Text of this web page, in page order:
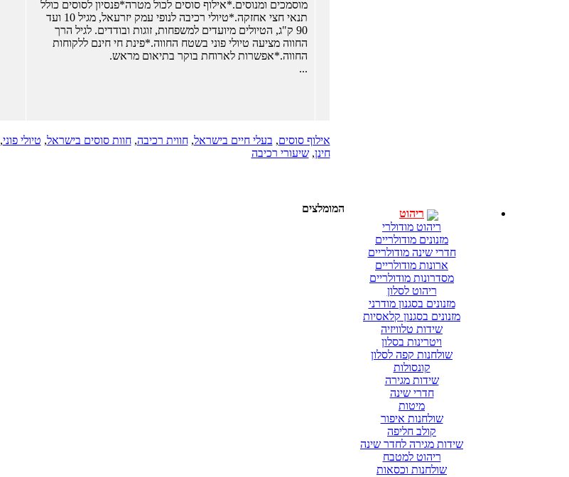
ריהוט
ריהוט מודולרי
מזנונים מודולריים
חדרי שינה מודולריים
ארונות מודולריים
מסדרונות מודולריים
ריהוט לסלון
מזנונים בסגנון מודרני
מזנונים בסגנון קלאסיות
שידות טלוויזיה
ויטרינות בסלון
שולחנות קפה לסלון
קונסולות
שידות מגירה
חדרי שינה
מיטות
שולחנות איפור
קולב חליפה
שידות מגירה לחדר שינה
ריהוט למטבח
שולחנות וכסאות
מוסמכים ומנוסים.*אילוף סוסים לכול מטרה*פנסיון לסוסים כולל
תנאי חצי אחזקה.*טיולי רכיבה לנופי עמק יזרעאל, מגיל 10 ועד
90 ק"ג, הטיולים מיועדים למשפחות, זוגות ובודדים. לגיל הרך
החווה מציעה טיולי פוני בשטח החווה.*פינת חי חינם ללקוחות
החווה.*אפשרות לארוחת בוקר בתיאום מראש.
...
אילוף סוסים, בעלי חיים בישראל,חווית רכיבה,חוות סוסים בישראל, טיולי פוני,
חינן,שיעורי רכיבה
המומלצים